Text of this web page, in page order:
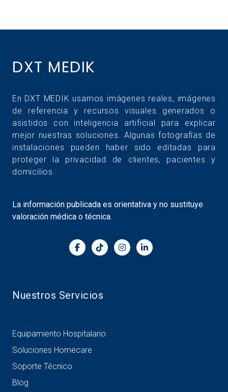
DXT MEDIK
En DXT MEDIK usamos imágenes reales, imágenes
de referencia y recursos visuales generados o
asistidos con inteligencia artificial para explicar
mejor nuestras soluciones. Algunas fotografías de
instalaciones pueden haber sido editadas para
proteger la privacidad de clientes, pacientes y
domicilios.
La información publicada es orientativa y no sustituye
valoración médica o técnica.
Nuestros Servicios
Equipamiento Hospitalario
Soluciones Homecare
Soporte Técnico
Blog